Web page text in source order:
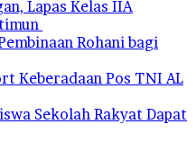
Lapas Kelas IIA
Rohani bagi
Keberadaan Pos TNI AL
Sekolah Rakyat Dapat